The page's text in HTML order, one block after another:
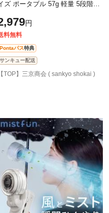
ズ ポータブル 57g 軽量 5段階風
式 USB Type-C ケーブル付属 ス
円
料無料
Pontaパス特典
サンキュー配送
【TOP】三京商会 ( sankyo shokai )